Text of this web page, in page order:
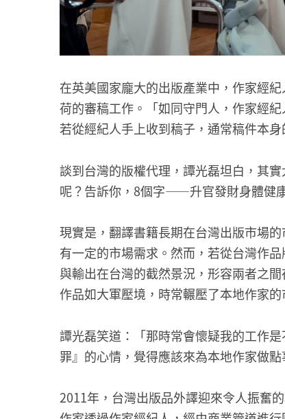
在英美國家龐大的出版產業中，作家經
荷的審稿工作。「如同守門人，作家經
若從經紀人手上收到稿子，通常稿件本身
談到台灣的版權代理，譚光磊坦白，其
呢？告訴你，8個字——升官發財身體健
現實是，翻譯書籍長期在台灣出版市場
有一定的市場需求。然而，若從台灣作
與輸出在台灣的截然景況，形容兩者之
作品如大軍壓境，時常輾壓了本地作家的
譚光磊笑道：「那時常會懷疑我的工作
罪』的心情，覺得應該來為本地作家做點
2011年，台灣出版品外譯迎來令人振奮